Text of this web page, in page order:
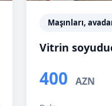
Maşınları,
Vitrin
400 AZN